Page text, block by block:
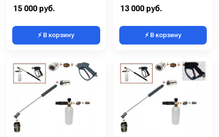
15 000 руб.
⚡ В корзину
13 000 руб.
⚡ В корзину